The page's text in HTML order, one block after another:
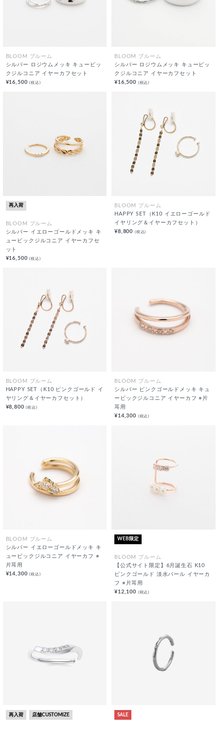
BLOOM ブルーム
シルバー ロジウムメッキ キュービッ
クジルコニア イヤーカフセット
¥16,500(税込)
BLOOM ブルーム
シルバー ロジウムメッキ キュービッ
クジルコニア イヤーカフセット
¥16,500 (税込)
再入荷
BLOOM ブルーム
シルバー イエローゴールドメッキ キ
ュービックジルコニア イヤーカフセ
ット
¥16,500(税込)
BLOOM ブルーム
HAPPY SET（K10 イエローゴールド
イヤリング＆イヤーカフセット）
¥8,800 (税込)
BLOOM ブルーム
HAPPY SET（K10 ピンクゴールド イ
ヤリング＆イヤーカフセット）
¥8,800(税込)
BLOOM ブルーム
シルバー ピンクゴールドメッキ キュ
ービックジルコニア イヤーカフ ※片
耳用
¥14,300 (税込)
BLOOM ブルーム
シルバー イエローゴールドメッキ キ
ュービックジルコニア イヤーカフ ※
片耳用
¥14,300(税込)
WEB限定
BLOOM ブルーム
【公式サイト限定】6月誕生石 K10
ピンクゴールド 淡水パール イヤーカ
フ ※片耳用
¥12,100 (税込)
再入荷 店舗CUSTOMIZE SALE